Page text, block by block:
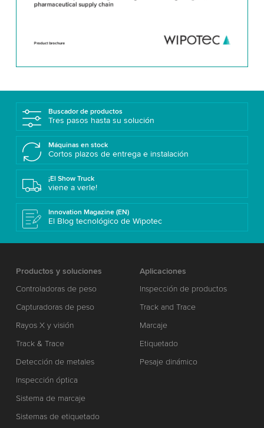
Buscador de productos
Tres pasos hasta su solución
Máquinas en stock
Cortos plazos de entrega e instalación
¡El Show Truck
viene a verle!
Innovation Magazine (EN)
El Blog tecnológico de Wipotec
Productos y soluciones
Controladoras de peso
Capturadoras de peso
Rayos X y visión
Track & Trace
Detección de metales
Inspección óptica
Sistema de marcaje
Sistemas de etiquetado
Aplicaciones
Inspección de productos
Track and Trace
Marcaje
Etiquetado
Pesaje dinámico